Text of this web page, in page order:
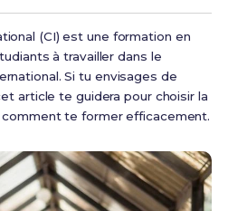
(CI) est une formation en
à travailler dans le
Si tu envisages de
article te guidera pour choisir la
te former efficacement.